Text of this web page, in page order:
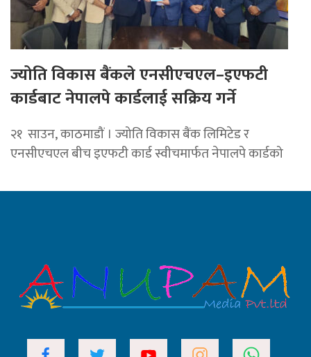
ज्योति विकास बैंकले एनसीएचएल–इएफटी
कार्डबाट नेपालपे कार्डलाई सक्रिय गर्ने
२१ साउन, काठमाडौं । ज्योति विकास बैंक लिमिटेड र
एनसीएचएल बीच इएफटी कार्ड स्वीचमार्फत नेपालपे कार्डको